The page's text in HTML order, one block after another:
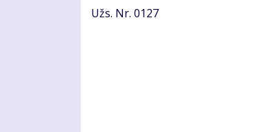
Užs. Nr. 0127